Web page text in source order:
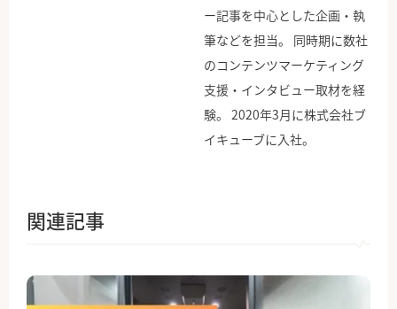
ー記事を中心とした企画・執
筆などを担当。 同時期に数社
のコンテンツマーケティング
支援・インタビュー取材を経
験。 2020年3月に株式会社ブ
イキューブに入社。
関連記事